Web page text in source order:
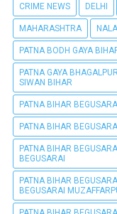
CRIME NEWS DELHI
MAHARASHTRA
PATNA BODH GAYA
PATNA GAYA
SIWAN BIHAR
PATNA BIHAR
PATNA BIHAR
PATNA BIHAR
BEGUSARAI
PATNA BIHAR
BEGUSARAI